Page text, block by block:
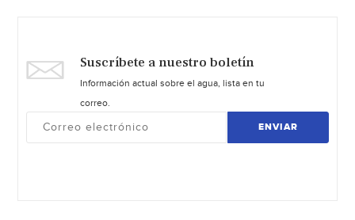
Suscríbete a nuestro boletín
Información actual sobre el agua, lista en tu
correo.
ENVIAR